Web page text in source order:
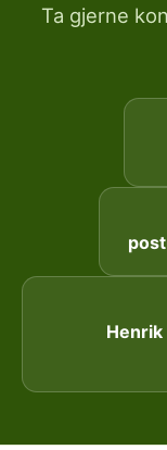
Ta gjerne
Henrik